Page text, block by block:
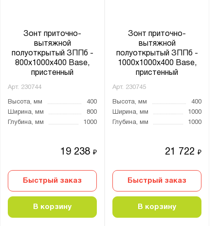
Зонт приточно-
вытяжной
полуоткрытый ЗППб -
800x1000x400 Base,
пристенный
Арт. 230744
Высота, мм
400
Ширина, мм
800
Глубина, мм
1000
19 238₽
Быстрый заказ
В корзину
Зонт приточно-
вытяжной
полуоткрытый ЗППб -
1000x1000x400 Base,
пристенный
Арт. 230745
Высота, мм
400
Ширина, мм
1000
Глубина, мм
1000
21 722₽
Быстрый заказ
В корзину